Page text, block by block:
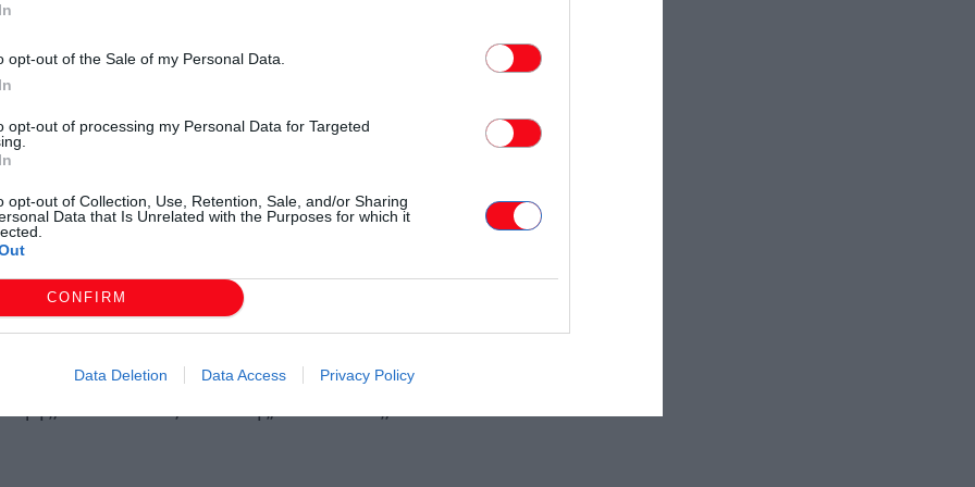
opt-out of the Sale of my Personal Data.
opt-out of processing my Personal Data for Targeted
opt-out of Collection, Use, Retention, Sale, and/or Sharing
Data that Is Unrelated with the Purposes for which it
CONFIRM
Data Deletion Data Access Privacy Policy
3-2.
με την 8η νίκη στην έδρα της και την 12η
ωστόσο υποδέχεται την ουραγό Φθία την
την επόμενη αγωνιστική. Στους 23 βαθμούς με τον
στην έβδομη θέση παρέμεινε η ομάδα των
το αήττητο του πρωτοπόρου Πιερικού και φιλοδοξεί
Αλεξανδρούπολης.
Χαλίλης, Καλιοσης, Παυλίδης/ Σταυρόπουλος
Κωνσταντίνου, Ανδιανίδης, Λιακόπουλος,